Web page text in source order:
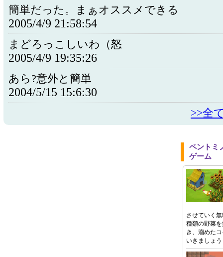
簡単だった。まぁオススメできる
2005/4/9 21:58:54
まどろっこしいわ（怒
2005/4/9 19:35:26
あら?意外と簡単
2004/5/15 15:6:30
>>全
ペントミ
ゲーム
させていく
種類の野菜
き、溜めた
いきましょう